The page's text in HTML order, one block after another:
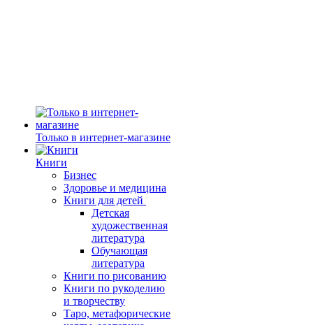
Только в интернет-магазине
Книги
Бизнес
Здоровье и медицина
Книги для детей
Детская
художественная
литература
Обучающая
литература
Книги по рисованию
Книги по рукоделию
и творчеству
Таро, метафорические